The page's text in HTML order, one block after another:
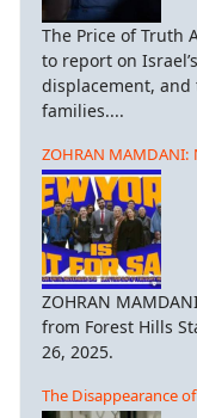
The Price of Truth
to report on
displacement,
families....
ZOHRAN MAMDANI:
ZOHRAN
from Forest Hills
26, 2025.
The Disappearance